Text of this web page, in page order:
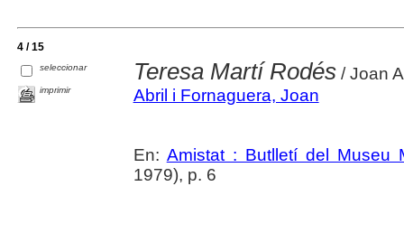
4 / 15
seleccionar
imprimir
Teresa Martí Rodés/ Joan
Abril i Fornaguera, Joan
En: Amistat : Butlletí del Museu
1979), p. 6